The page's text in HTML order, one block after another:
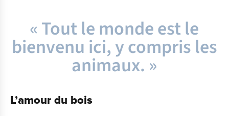
« Tout le monde est le
bienvenu ici, y compris les
animaux. »
L’amour du bois